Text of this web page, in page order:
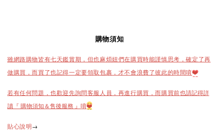
購物須知
雖網路購物皆有七天鑑賞期，但也麻煩妞們在購買時能謹慎思考，確定了再
做購買，而買了也記得一定要領取包裹，才不會浪費了彼此的時間唷❤️
若有任何問題，也歡迎先詢問客服人員，再進行購買，而購買前也請記得詳
讀『 購物須知＆售後服務 』唷❤️
貼心說明→